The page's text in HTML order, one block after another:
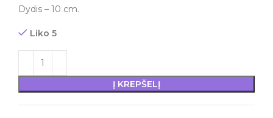
Dydis – 10 cm.
Liko 5
Į KREPŠELĮ